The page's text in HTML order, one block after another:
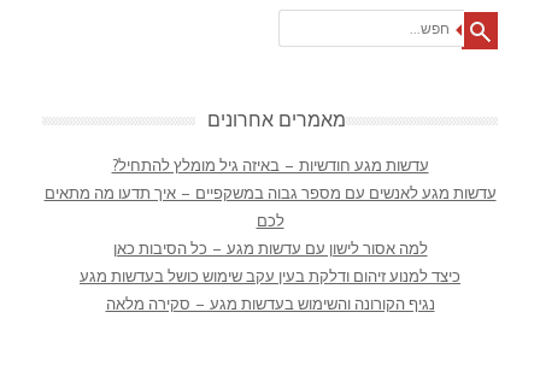
מאמרים אחרונים
עדשות מגע חודשיות – באיזה גיל מומלץ להתחיל?
עדשות מגע לאנשים עם מספר גבוה במשקפיים – איך תדעו מה מתאים
לכם
למה אסור לישון עם עדשות מגע – כל הסיבות כאן
כיצד למנוע זיהום ודלקת בעין עקב שימוש כושל בעדשות מגע
נגיף הקורונה והשימוש בעדשות מגע – סקירה מלאה